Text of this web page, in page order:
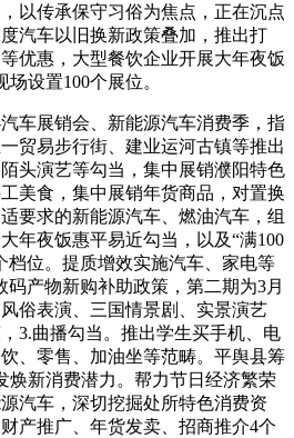
以传承保守习俗为焦点，正在沉点
汽车以旧换新政策叠加，推出打
优惠，大型餐饮企业开展大年夜饭
设置100个展位。
展销会、新能源汽车消费季，指
贸易步行街、建业运河古镇等推出
头演艺等勾当，集中展销濮阳特色
美食，集中展销年货商品，对置换
要求的新能源汽车、燃油汽车，组
年夜饭惠平易近勾当，以及“满100
档位。提质增效实施汽车、家电等
码产物新购补助政策，第二期为3月
俗表演、三国情景剧、实景演艺
3.曲播勾当。推出学生买手机、电
、零售、加油坐等范畴。平舆县筹
焕新消费潜力。帮力节日经济繁荣
汽车，深切挖掘处所特色消费资
产推广、年货发卖、招商推介4个